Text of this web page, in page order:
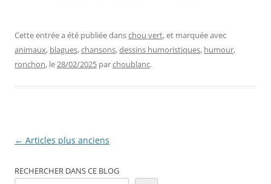
Cette entrée a été publiée danschou vert, et marquée avec
animaux, blagues,chansons,dessins humoristiques, humour,
ronchon, le28/02/2025 parchoublanc.
Navigation
articles
← Articles plus anciens
RECHERCHER DANS CE BLOG